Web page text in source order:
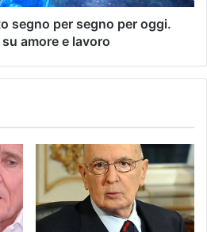
segno per segno per oggi.
amore e lavoro